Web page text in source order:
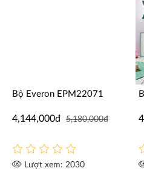
Bộ Everon EPM22071
4,144,000đ 5,180,000đ
Lượt xem: 2030